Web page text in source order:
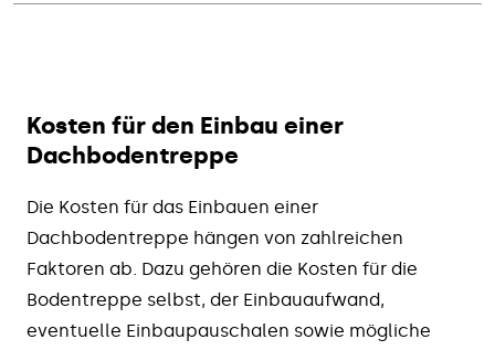
Kosten für den Einbau einer
Dachbodentreppe
Die Kosten für das Einbauen einer
Dachbodentreppe hängen von zahlreichen
Faktoren ab. Dazu gehören die Kosten für die
Bodentreppe selbst, der Einbauaufwand,
eventuelle Einbaupauschalen sowie mögliche